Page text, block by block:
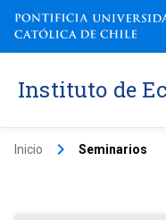
Instituto de
Inicio keyboard_arrow_right Seminarios